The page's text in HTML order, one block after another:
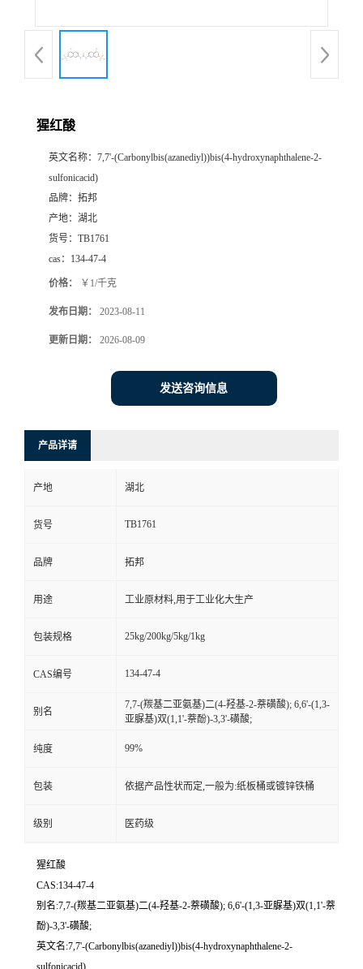
猩红酸
英文名称： 7,7'-(Carbonylbis(azanediyl))bis(4-hydroxynaphthalene-2-
sulfonicacid)
品牌： 拓邦
产地： 湖北
货号： TB1761
cas： 134-47-4
价格： ￥1/千克
发布日期： 2023-08-11
更新日期： 2026-08-09
发送咨询信息
产品详请
产地 湖北
货号 TB1761
品牌 拓邦
用途 工业原材料,用于工业化大生产
包装规格 25kg/200kg/5kg/1kg
CAS编号 134-47-4
别名
7,7-(羰基二亚氨基)二(4-羟基-2-萘磺酸); 6,6'-(1,3-
亚脲基)双(1,1'-萘酚)-3,3'-磺酸;
纯度 99%
包装 依据产品性状而定,一般为:纸板桶或镀锌铁桶
级别 医药级
猩红酸
CAS:134-47-4
别名:7,7-(羰基二亚氨基)二(4-羟基-2-萘磺酸); 6,6'-(1,3-亚脲基)双(1,1'-萘
酚)-3,3'-磺酸;
英文名:7,7'-(Carbonylbis(azanediyl))bis(4-hydroxynaphthalene-2-
sulfonicacid)